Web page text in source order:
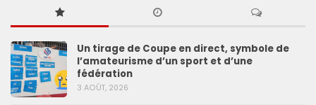
Un tirage de Coupe en direct, symbole de
l’amateurisme d’un sport et d’une
fédération
3 AOÛT, 2026